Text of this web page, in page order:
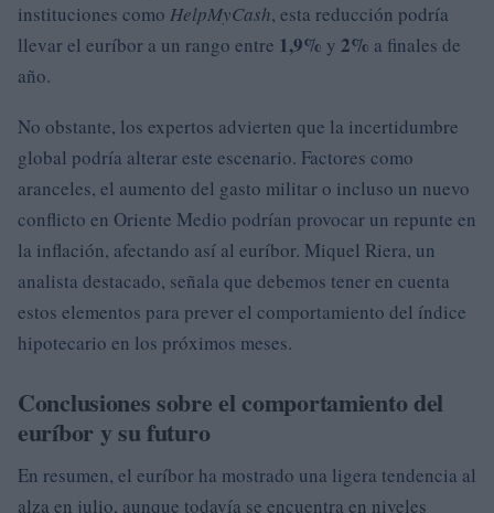
instituciones como HelpMyCash, esta reducción podría
llevar el euríbor a un rango entre 1,9% y 2% a finales de
año.
No obstante, los expertos advierten que la incertidumbre
global podría alterar este escenario. Factores como
aranceles, el aumento del gasto militar o incluso un nuevo
conflicto en Oriente Medio podrían provocar un repunte en
la inflación, afectando así al euríbor. Miquel Riera, un
analista destacado, señala que debemos tener en cuenta
estos elementos para prever el comportamiento del índice
hipotecario en los próximos meses.
Conclusiones sobre el comportamiento del
euríbor y su futuro
En resumen, el euríbor ha mostrado una ligera tendencia al
alza en julio, aunque todavía se encuentra en niveles